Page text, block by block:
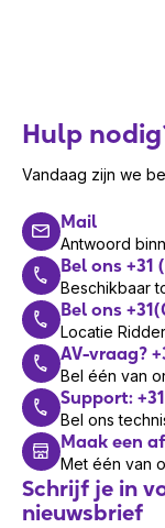
Hulp
Vandaag zijn we
Mail
Antwoord
Bel ons +31
Beschikbaar
Bel ons
Locatie
AV-vraag?
Bel één van
Support:
Bel ons
Maak een
Met één van
Schrijf je in
nieuwsbrief